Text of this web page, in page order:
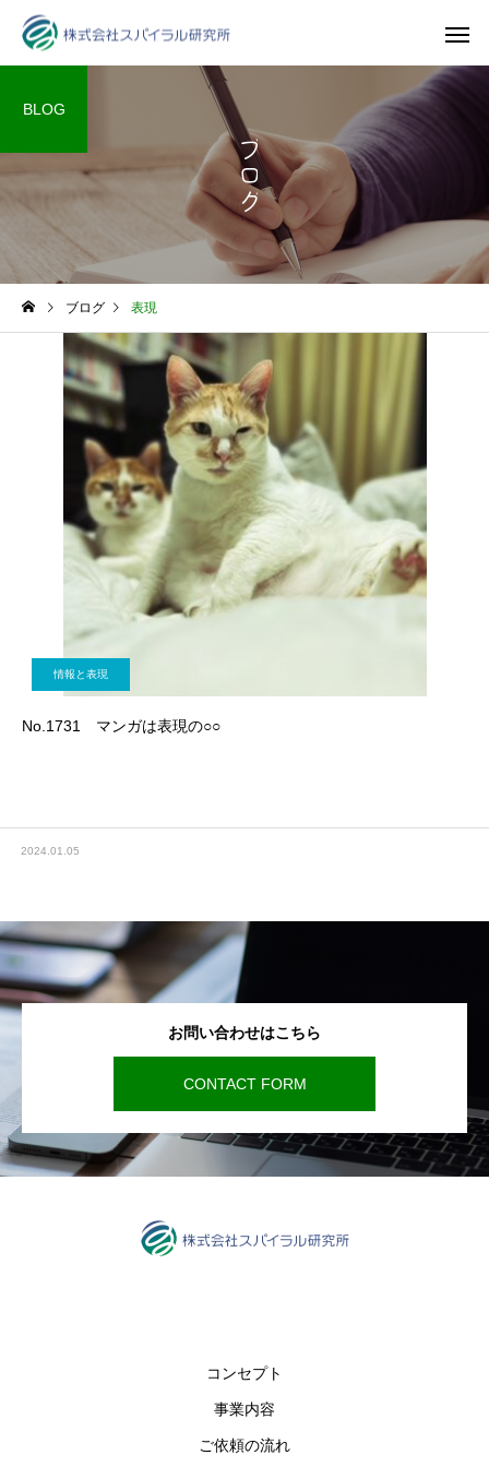
ブログ
BLOG
ブログ 表現
情報と表現
No.1731 マンガは表現の○○
2024.01.05
お問い合わせはこちら
CONTACT FORM
コンセプト
事業内容
ご依頼の流れ